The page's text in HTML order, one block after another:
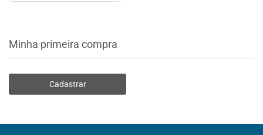
Minha primeira compra
Cadastrar